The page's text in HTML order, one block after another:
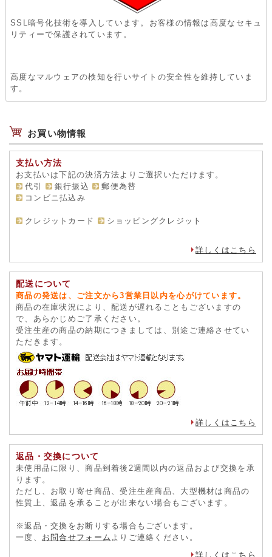
SSL暗号化技術を導入しています。お客様の情報は高度なセキュ
リティーで保護されています。
高度なマルウェアの検知を行いサイトの安全性を維持していま
す。
お買い物情報
支払い方法
お支払いは下記の決済方法よりご選択いただけます。
代引
銀行振込
郵便為替
コンビニ払込み
ショッピングクレジット
詳しくはこちら
配送について
商品の発送は、ご注文から3営業日以内を心がけています。
商品の在庫状況により、配送が遅れることもございますの
で、あらかじめご了承ください。
受注生産の商品の納期につきましては、別途ご連絡させてい
ただきます。
未使用品に限り、商品到着後2週間以内の返品および交換を承
ります。
ただし、お取り寄せ商品、受注生産商品、大型機材は商品の